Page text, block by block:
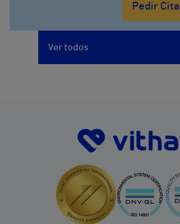
Pedir Cita
Ver todos